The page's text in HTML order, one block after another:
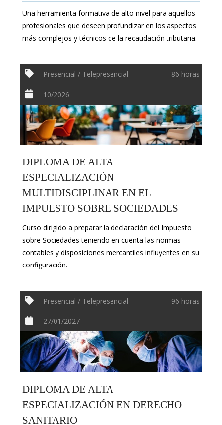
Una herramienta formativa de alto nivel para aquellos
profesionales que deseen profundizar en los aspectos
más complejos y técnicos de la recaudación tributaria.
Presencial / Telepresencial 86 horas
10/2026
DIPLOMA DE ALTA
ESPECIALIZACIÓN
MULTIDISCIPLINAR EN EL
IMPUESTO SOBRE SOCIEDADES
Curso dirigido a preparar la declaración del Impuesto
sobre Sociedades teniendo en cuenta las normas
contables y disposiciones mercantiles influyentes en su
configuración.
Presencial / Telepresencial 96 horas
27/01/2027
DIPLOMA DE ALTA
ESPECIALIZACIÓN EN DERECHO
SANITARIO